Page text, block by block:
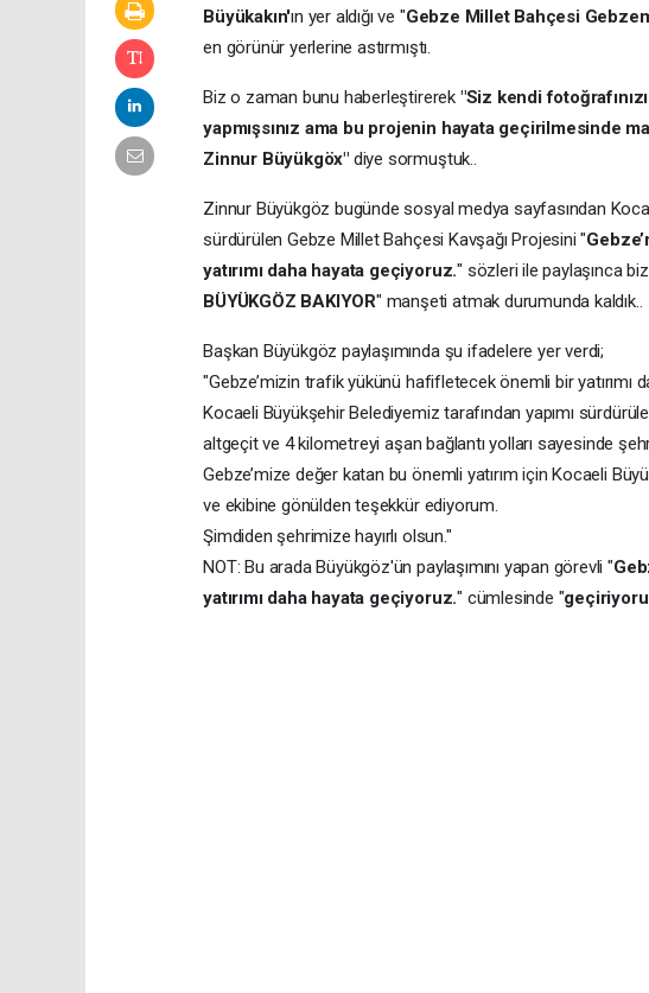
Büyükakın'ın yer aldığı ve "Gebze Millet Bahçesi
en görünür yerlerine astırmıştı.
Biz o zaman bunu haberleştirerek "Siz kendi
yapmışsınız ama bu projenin hayata geçirilmesinde
Zinnur Büyükgöx" diye sormuştuk..
Zinnur Büyükgöz bugünde sosyal medya sayfasından
sürdürülen Gebze Millet Bahçesi Kavşağı Projesini "
yatırımı daha hayata geçiyoruz." sözleri ile paylaşınca
BÜYÜKGÖZ BAKIYOR" manşeti atmak durumunda kaldık..
Başkan Büyükgöz paylaşımında şu ifadelere yer verdi;
"Gebze’mizin trafik yükünü hafifletecek önemli bir yatırımı
Kocaeli Büyükşehir Belediyemiz tarafından yapımı
altgeçit ve 4 kilometreyi aşan bağlantı yolları sayesinde
Gebze’mize değer katan bu önemli yatırım için Kocaeli
ve ekibine gönülden teşekkür ediyorum.
Şimdiden şehrimize hayırlı olsun."
NOT: Bu arada Büyükgöz'ün paylaşımını yapan görevli "
yatırımı daha hayata geçiyoruz." cümlesinde "